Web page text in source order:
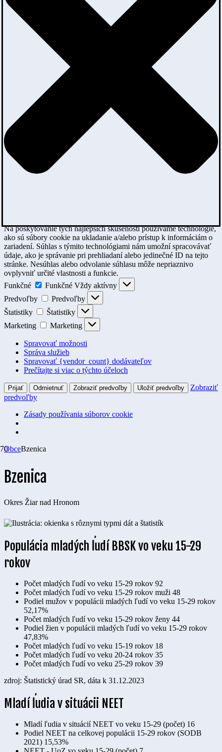
Na poskytovanie tých najlepších skúseností používame technológie,
ako sú súbory cookie na ukladanie a/alebo prístup k informáciám o
zariadení. Súhlas s týmito technológiami nám umožní spracovávať
údaje, ako je správanie pri prehliadaní alebo jedinečné ID na tejto
stránke. Nesúhlas alebo odvolanie súhlasu môže nepriaznivo
ovplyvniť určité vlastnosti a funkcie.
Funkčné
Funkčné Vždy aktívny
Predvoľby
Predvoľby
Štatistiky
Štatistiky
Marketing
Marketing
Spravovať možnosti
Správa služieb
Spravovať {vendor_count} dodávateľov
Prečítajte si viac o týchto účeloch
Prijať Odmietnuť Zobraziť predvoľby Uložiť predvoľby
Zobraziť
predvoľby
Zásady používania súborov cookie
ObceBzenica
Bzenica
Okres Žiar nad Hronom
Populácia mladých ľudí BBSK vo veku 15-29
rokov
Počet mladých ľudí vo veku 15-29 rokov 92
Počet mladých ľudí vo veku 15-29 rokov muži 48
Podiel mužov v populácii mladých ľudí vo veku 15-29 rokov
52,17%
Počet mladých ľudí vo veku 15-29 rokov ženy 44
Podiel žien v populácii mladých ľudí vo veku 15-29 rokov
47,83%
Počet mladých ľudí vo veku 15-19 rokov 18
Počet mladých ľudí vo veku 20-24 rokov 35
Počet mladých ľudí vo veku 25-29 rokov 39
zdroj: Štatistický úrad SR, dáta k 31.12.2023
Mladí ľudia v situácii NEET
Mladí ľudia v situácií NEET vo veku 15-29 (počet) 16
Podiel NEET na celkovej populácii 15-29 rokov (SODB
2021) 15,53%